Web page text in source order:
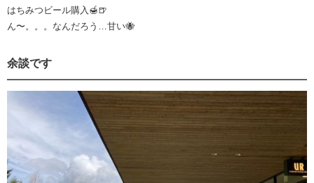
はちみつビール購入🍯🍺
ん〜。。。なんだろう…甘い🐝
余談です